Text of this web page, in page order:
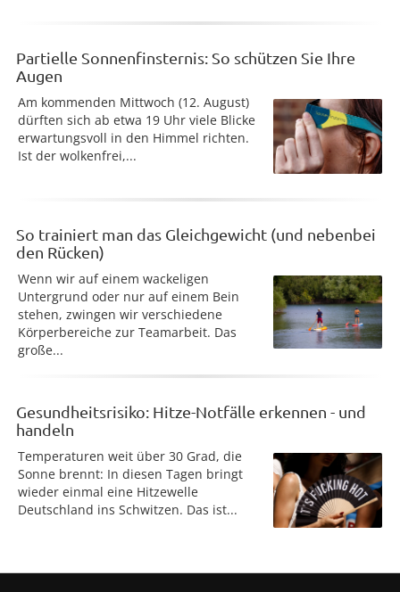
Partielle Sonnenfinsternis: So schützen Sie Ihre
Augen
Am kommenden Mittwoch (12. August)
dürften sich ab etwa 19 Uhr viele Blicke
erwartungsvoll in den Himmel richten.
Ist der wolkenfrei,...
So trainiert man das Gleichgewicht (und nebenbei
den Rücken)
Wenn wir auf einem wackeligen
Untergrund oder nur auf einem Bein
stehen, zwingen wir verschiedene
Körperbereiche zur Teamarbeit. Das
große...
Gesundheitsrisiko: Hitze-Notfälle erkennen - und
handeln
Temperaturen weit über 30 Grad, die
Sonne brennt: In diesen Tagen bringt
wieder einmal eine Hitzewelle
Deutschland ins Schwitzen. Das ist...